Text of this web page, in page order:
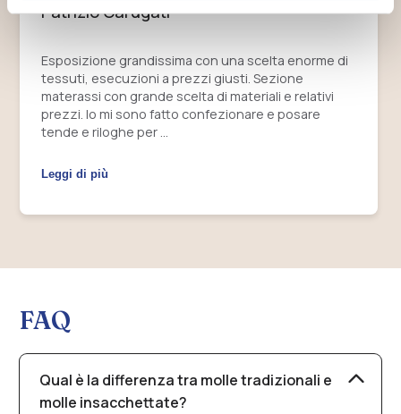
Patrizio Carugati
Esposizione grandissima con una scelta enorme di
tessuti, esecuzioni a prezzi giusti. Sezione
materassi con grande scelta di materiali e relativi
prezzi. Io mi sono fatto confezionare e posare
tende e riloghe per …
Leggi di più
FAQ
Qual è la differenza tra molle tradizionali e
molle insacchettate?